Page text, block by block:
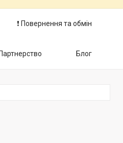
❗️ Повернення та обмін
Партнерство Блог